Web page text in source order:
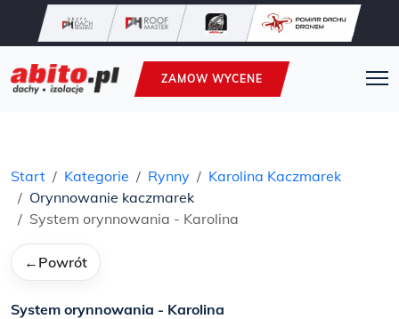
ZAMOW WYCENE
Start Kategorie Rynny
Karolina Kaczmarek
Orynnowanie kaczmarek
System orynnowania - Karolina
← Powrót
System orynnowania - Karolina